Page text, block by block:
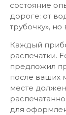
состояние
дороге: от
трубочку»,
Каждый
распечатки.
предложил
после ваших
месте
для